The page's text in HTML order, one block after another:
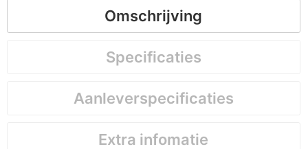
Omschrijving
Specificaties
Aanleverspecificaties
Extra infomatie